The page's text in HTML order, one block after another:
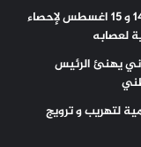
كيفه/ تحديد يومي الجمعة و السبت الموافق 14 و 15 اغسطس لإحصاء
لعصابه
يهنئ الرئيس
لتهريب و ترويج